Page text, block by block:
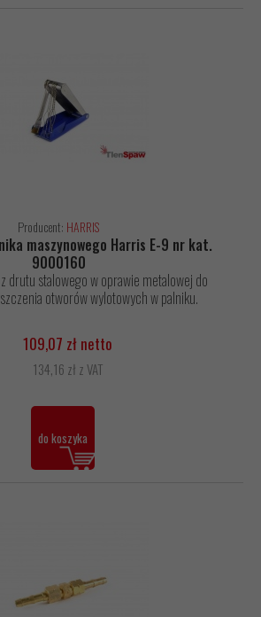
Producent: HARRIS
maszynowego Harris E-9 nr kat.
9000160
drutu stalowego w oprawie metalowej do
otworów wylotowych w palniku.
109,07 zł netto
134,16 zł z VAT
do koszyka